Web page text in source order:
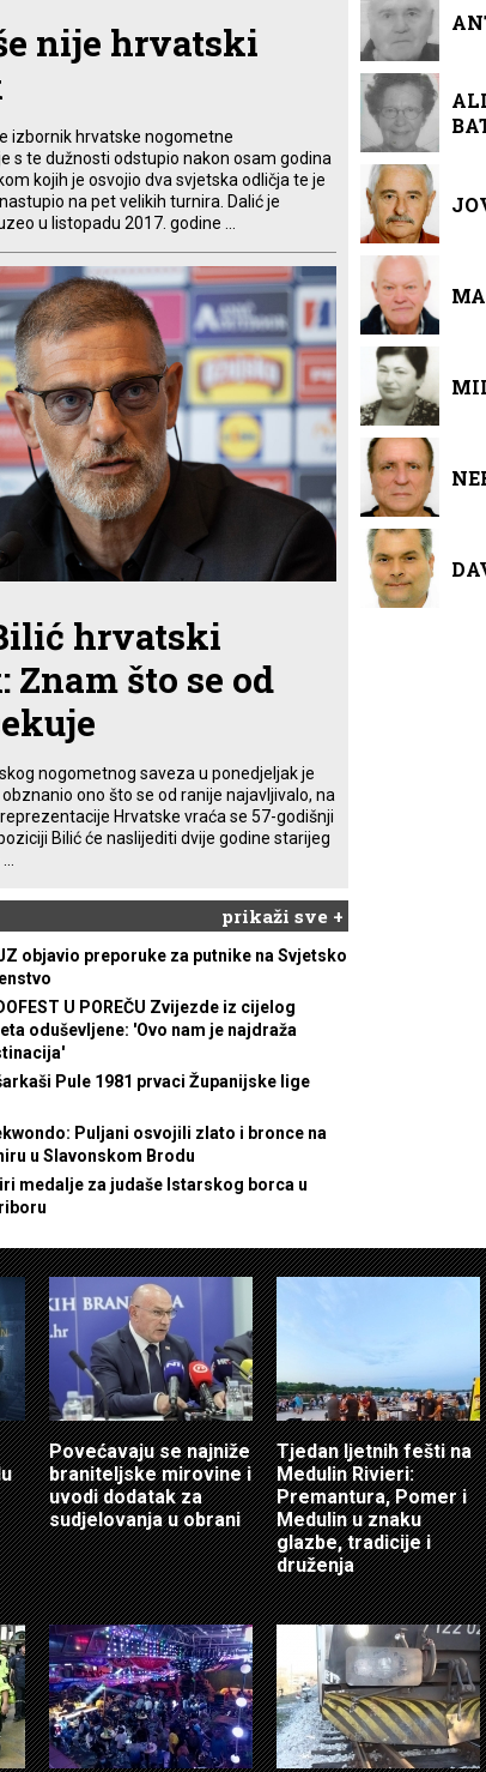
nije hrvatski
izbornik hrvatske nogometne
s te dužnosti odstupio nakon osam godina
kojih je osvojio dva svjetska odličja te je
na pet velikih turnira. Dalić je
u listopadu 2017. godine ...
hrvatski
što se od
nogometnog saveza u ponedjeljak je
ono što se od ranije najavljivalo, na
Hrvatske vraća se 57-godišnji
Bilić će naslijediti dvije godine starijeg
prikaži sve +
objavio preporuke za putnike na Svjetsko
U POREČU Zvijezde iz cijelog
oduševljene: 'Ovo nam je najdraža
Pule 1981 prvaci Županijske lige
Puljani osvojili zlato i bronce na
u Slavonskom Brodu
medalje za judaše Istarskog borca u
Povećavaju se najniže
braniteljske mirovine i
uvodi dodatak za
sudjelovanja u obrani
Tjedan ljetnih fešti na
Medulin Rivieri:
Premantura, Pomer i
Medulin u znaku
glazbe, tradicije i
druženja